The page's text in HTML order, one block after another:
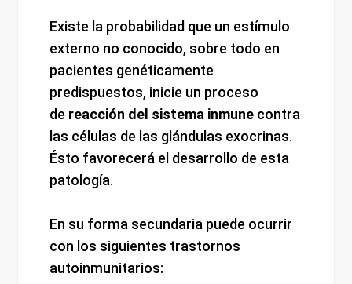
Existe la probabilidad que un estímulo
externo no conocido, sobre todo en
pacientes genéticamente
predispuestos, inicie un proceso
de reacción del sistema inmune contra
las células de las glándulas exocrinas.
Ésto favorecerá el desarrollo de esta
patología.
En su forma secundaria puede ocurrir
con los siguientes trastornos
autoinmunitarios: